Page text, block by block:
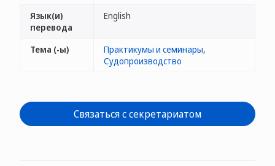
Язык(и)
перевода
English
Тема (-ы) Практикумы и семинары,
Судопроизводство
Связаться с секретариатом